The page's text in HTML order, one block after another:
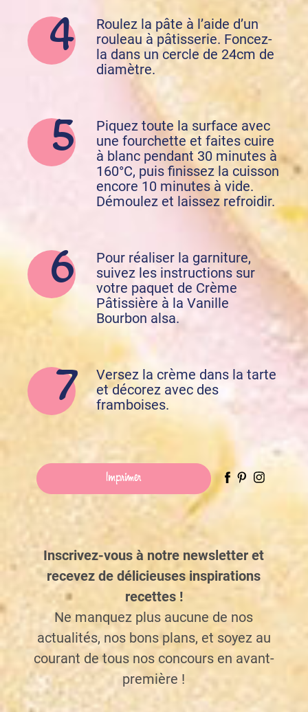
Imprimer
Roulez la pâte à l’aide d’un
rouleau à pâtisserie. Foncez-
la dans un cercle de 24cm de
diamètre.
Piquez toute la surface avec
une fourchette et faites cuire
à blanc pendant 30 minutes à
160°C, puis finissez la cuisson
encore 10 minutes à vide.
Démoulez et laissez refroidir.
Pour réaliser la garniture,
suivez les instructions sur
votre paquet de Crème
Pâtissière à la Vanille
Bourbon alsa.
Versez la crème dans la tarte
et décorez avec des
framboises.
Inscrivez-vous à notre newsletter et
recevez de délicieuses inspirations
recettes !
Ne manquez plus aucune de nos
actualités, nos bons plans, et soyez au
courant de tous nos concours en avant-
première !